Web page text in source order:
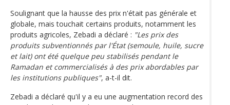
Soulignant que la hausse des prix n'était pas générale et
globale, mais touchait certains produits, notamment les
produits agricoles, Zebadi a déclaré : "Les prix des
produits subventionnés par l'État (semoule, huile, sucre
et lait) ont été quelque peu stabilisés pendant le
Ramadan et commercialisés à des prix abordables par
les institutions publiques", a-t-il dit.
Zebadi a déclaré qu'il y a eu une augmentation record des